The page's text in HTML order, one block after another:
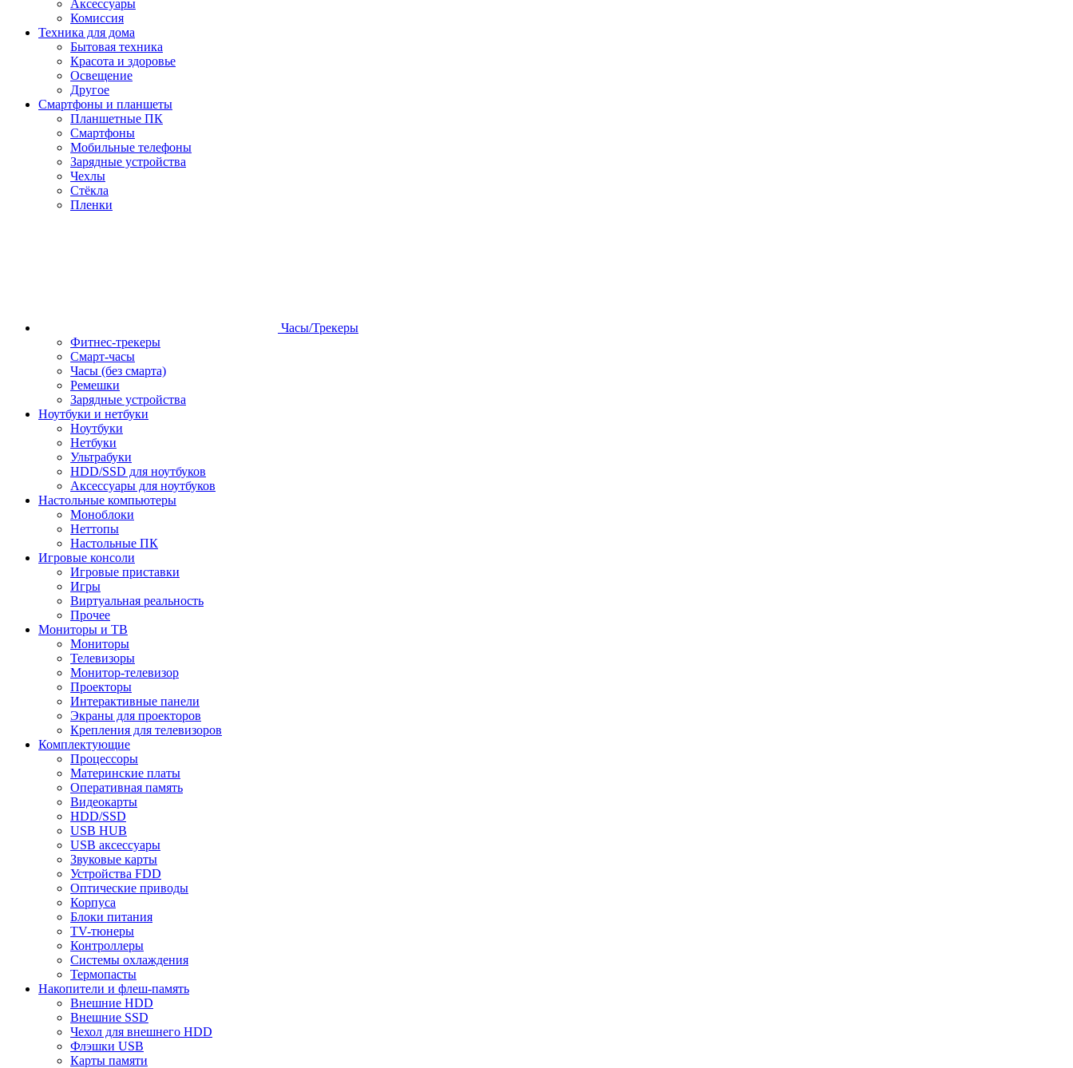
Аксессуары
Комиссия
Техника для дома
Бытовая техника
Красота и здоровье
Освещение
Другое
Смартфоны и планшеты
Планшетные ПК
Смартфоны
Мобильные телефоны
Зарядные устройства
Чехлы
Стёкла
Пленки
Часы/Трекеры
Фитнес-трекеры
Смарт-часы
Часы (без смарта)
Ремешки
Зарядные устройства
Ноутбуки и нетбуки
Ноутбуки
Нетбуки
Ультрабуки
HDD/SSD для ноутбуков
Аксессуары для ноутбуков
Настольные компьютеры
Моноблоки
Неттопы
Настольные ПК
Игровые консоли
Игровые приставки
Игры
Виртуальная реальность
Прочее
Мониторы и ТВ
Мониторы
Телевизоры
Монитор-телевизор
Проекторы
Интерактивные панели
Экраны для проекторов
Крепления для телевизоров
Комплектующие
Процессоры
Материнские платы
Оперативная память
Видеокарты
HDD/SSD
USB HUB
USB аксессуары
Звуковые карты
Устройства FDD
Оптические приводы
Корпуса
Блоки питания
TV-тюнеры
Контроллеры
Системы охлаждения
Термопасты
Накопители и флеш-память
Внешние HDD
Внешние SSD
Чехол для внешнего HDD
Флэшки USB
Карты памяти